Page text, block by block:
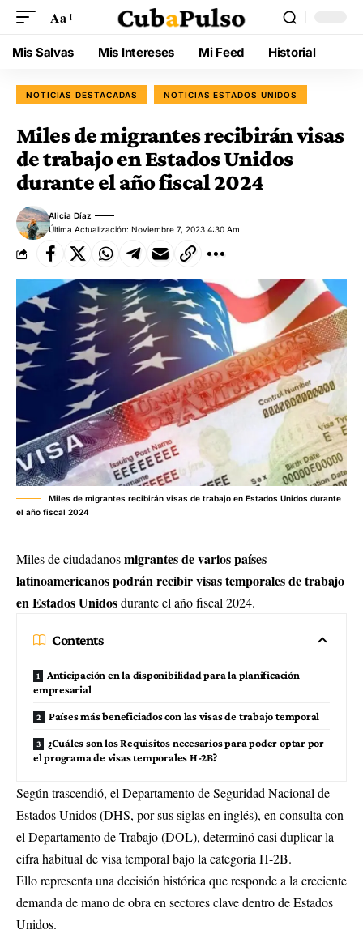
Aa
Mis Salvas Mis Intereses Mi Feed Historial
NOTICIAS DESTACADAS NOTICIAS ESTADOS UNIDOS
Miles de migrantes recibirán visas
de trabajo en Estados Unidos
durante el año fiscal 2024
Última Actualización: Noviembre 7, 2023 4:30 Am
Alicia Díaz
Miles de migrantes recibirán visas de trabajo en Estados Unidos durante
el año fiscal 2024
Miles de ciudadanosmigrantes de varios países
latinoamericanos podrán recibir visas temporales de trabajo
en Estados Unidosdurante el año fiscal 2024.
Contents
Anticipación en la disponibilidad para la planificación
empresarial
Países más beneficiados con las visas de trabajo temporal
¿Cuáles son los Requisitos necesarios para poder optar por
el programa de visas temporales H-2B?
Según trascendió, el Departamento de Seguridad Nacional de
Estados Unidos (DHS, por sus siglas en inglés), en consulta con
el Departamento de Trabajo (DOL), determinó casi duplicar la
cifra habitual de visa temporal bajo la categoría H-2B.
Ello representa una decisión histórica que responde a la creciente
demanda de mano de obra en sectores clave dentro de Estados
Unidos.